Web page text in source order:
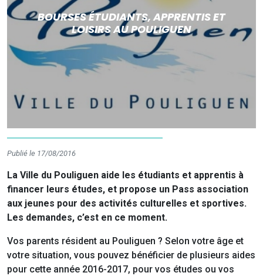
BOURSES ÉTUDIANTS, APPRENTIS ET
LOISIRS AU POULIGUEN
Publié le 17/08/2016
La Ville du Pouliguen aide les étudiants et apprentis à
financer leurs études, et propose un Pass association
aux jeunes pour des activités culturelles et sportives.
Les demandes, c’est en ce moment.
Vos parents résident au Pouliguen ? Selon votre âge et
votre situation, vous pouvez bénéficier de plusieurs aides
pour cette année 2016-2017, pour vos études ou vos